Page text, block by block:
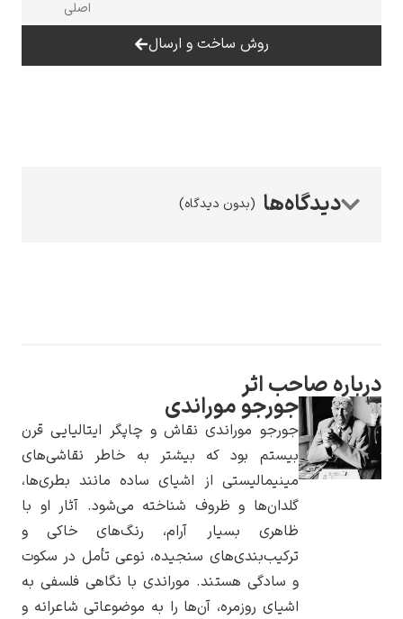
پیر آگوست رنوآر
روش ساخت و ارسال
(بدون دیدگاه)
اثر
جورجو موراندی
جورجو موراندی نقاش و چاپگر ایتالیایی قرن
بیستم بود که بیشتر به خاطر نقاشی‌های
مینیمالیستی از اشیای ساده مانند بطری‌ها،
گلدان‌ها و ظروف شناخته می‌شود. آثار او با
ظاهری بسیار آرام، رنگ‌های خاکی و
ترکیب‌بندی‌های سنجیده، نوعی تأمل در سکوت
و سادگی هستند. موراندی با نگاهی فلسفی به
اشیای روزمره، آن‌ها را به موضوعاتی شاعرانه و